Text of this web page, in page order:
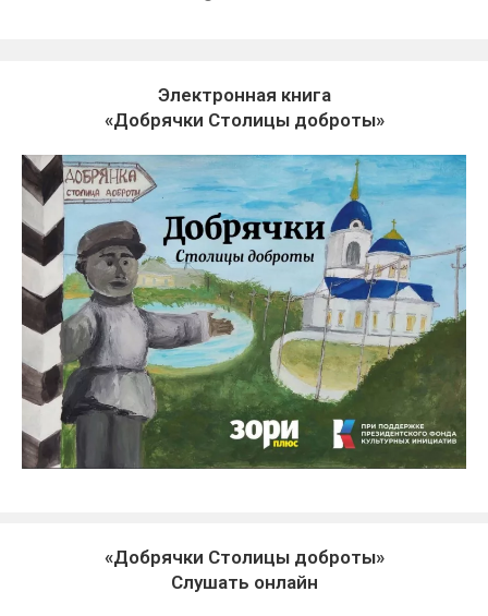
Электронная книга
«Добрячки Столицы доброты»
«Добрячки Столицы доброты»
Слушать онлайн